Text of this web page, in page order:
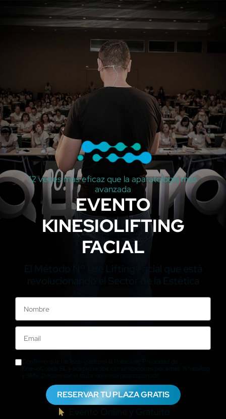
12 veces más eficaz que la aparatología más
avanzada
EVENTO
KINESIOLIFTING
FACIAL
El Método Nº 1 de Lifting Facial que está
revolucionando el Sector de la Estética
KinesioCoach SL y acepto recibir comunicaciones por email, WhatsApp
RESERVAR TU PLAZA GRATIS
Evento Online y Gratuito